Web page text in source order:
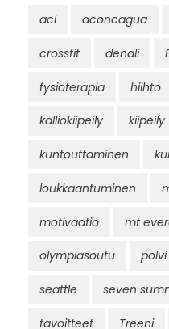
acl aconcagua
crossfit denali
fysioterapia hiihto
kalliokiipeily kiipeily
kuntouttaminen
loukkaantuminen
motivaatio mt
olympiasoutu polvi
seattle seven
tavoitteet Treeni